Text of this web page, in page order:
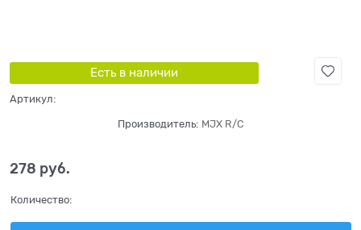
Есть в наличии
Артикул:
Производитель: MJX R/C
278 руб.
Количество: